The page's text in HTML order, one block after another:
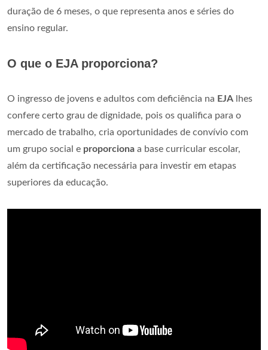
duração de 6 meses, o que representa anos e séries do
ensino regular.
O que o EJA proporciona?
O ingresso de jovens e adultos com deficiência na EJA lhes
confere certo grau de dignidade, pois os qualifica para o
mercado de trabalho, cria oportunidades de convívio com
um grupo social e proporciona a base curricular escolar,
além da certificação necessária para investir em etapas
superiores da educação.